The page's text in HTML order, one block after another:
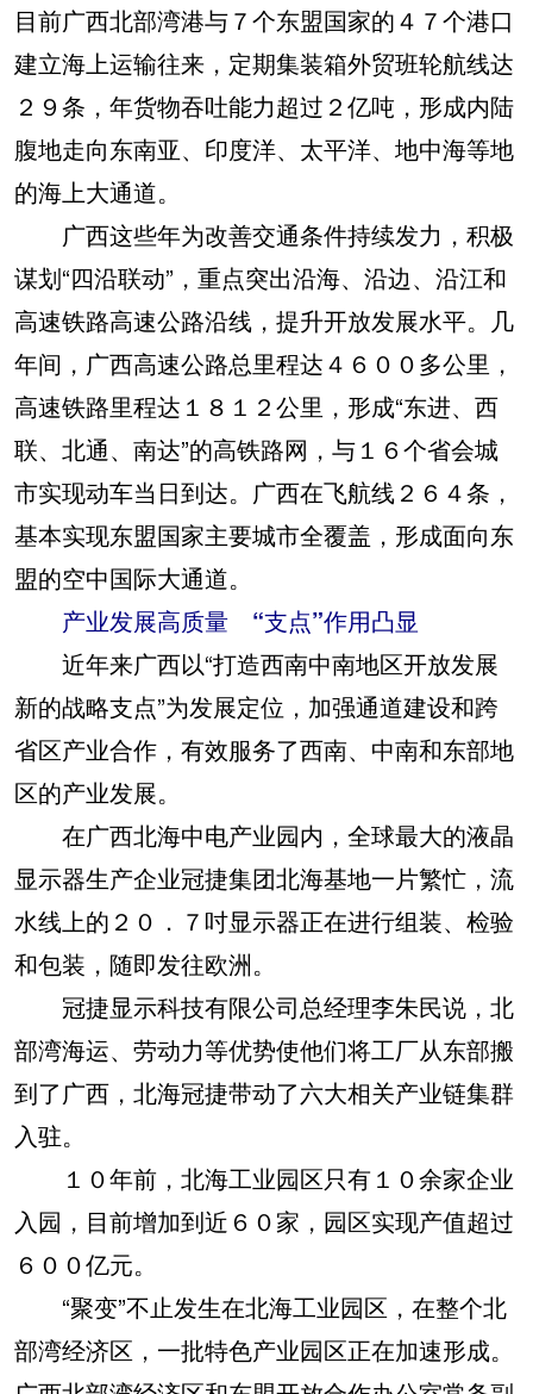
目前广西北部湾港与７个东盟国家的４７个港口
建立海上运输往来，定期集装箱外贸班轮航线达
２９条，年货物吞吐能力超过２亿吨，形成内陆
腹地走向东南亚、印度洋、太平洋、地中海等地
的海上大通道。
广西这些年为改善交通条件持续发力，积极
谋划“四沿联动”，重点突出沿海、沿边、沿江和
高速铁路高速公路沿线，提升开放发展水平。几
年间，广西高速公路总里程达４６００多公里，
高速铁路里程达１８１２公里，形成“东进、西
联、北通、南达”的高铁路网，与１６个省会城
市实现动车当日到达。广西在飞航线２６４条，
基本实现东盟国家主要城市全覆盖，形成面向东
盟的空中国际大通道。
产业发展高质量 “支点”作用凸显
近年来广西以“打造西南中南地区开放发展
新的战略支点”为发展定位，加强通道建设和跨
省区产业合作，有效服务了西南、中南和东部地
区的产业发展。
在广西北海中电产业园内，全球最大的液晶
显示器生产企业冠捷集团北海基地一片繁忙，流
水线上的２０．７吋显示器正在进行组装、检验
和包装，随即发往欧洲。
冠捷显示科技有限公司总经理李朱民说，北
部湾海运、劳动力等优势使他们将工厂从东部搬
到了广西，北海冠捷带动了六大相关产业链集群
入驻。
１０年前，北海工业园区只有１０余家企业
入园，目前增加到近６０家，园区实现产值超过
６００亿元。
“聚变”不止发生在北海工业园区，在整个北
部湾经济区，一批特色产业园区正在加速形成。